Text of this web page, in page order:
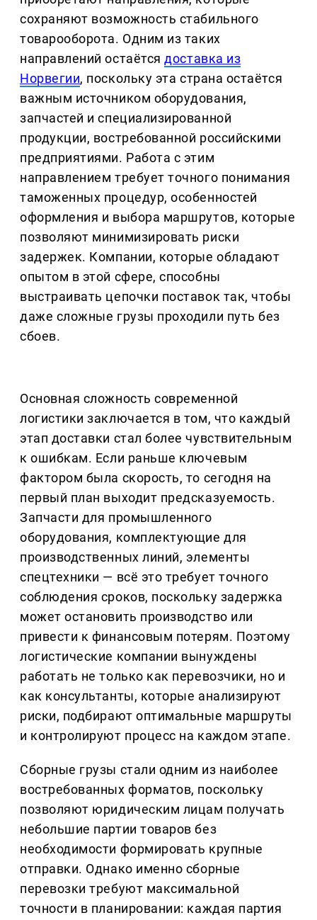
сохраняют возможность стабильного
товарооборота. Одним из таких
направлений остаётсядоставка из
Норвегии, поскольку эта страна остаётся
важным источником оборудования,
запчастей и специализированной
продукции, востребованной российскими
предприятиями. Работа с этим
направлением требует точного понимания
таможенных процедур, особенностей
оформления и выбора маршрутов, которые
позволяют минимизировать риски
задержек. Компании, которые обладают
опытом в этой сфере, способны
выстраивать цепочки поставок так, чтобы
даже сложные грузы проходили путь без
сбоев.
Основная сложность современной
логистики заключается в том, что каждый
этап доставки стал более чувствительным
к ошибкам. Если раньше ключевым
фактором была скорость, то сегодня на
первый план выходит предсказуемость.
Запчасти для промышленного
оборудования, комплектующие для
производственных линий, элементы
спецтехники — всё это требует точного
соблюдения сроков, поскольку задержка
может остановить производство или
привести к финансовым потерям. Поэтому
логистические компании вынуждены
работать не только как перевозчики, но и
как консультанты, которые анализируют
риски, подбирают оптимальные маршруты
и контролируют процесс на каждом этапе.
Сборные грузы стали одним из наиболее
востребованных форматов, поскольку
позволяют юридическим лицам получать
небольшие партии товаров без
необходимости формировать крупные
отправки. Однако именно сборные
перевозки требуют максимальной
точности в планировании: каждая партия